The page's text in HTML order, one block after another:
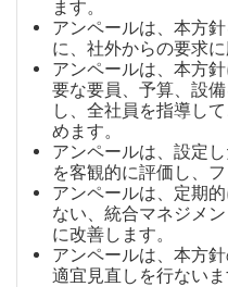
ます。
アンペールは、本方
に、社外からの要求に
アンペールは、本方
要な要員、予算、設
し、全社員を指導し
めます。
アンペールは、設定
を客観的に評価し、
アンペールは、定期
ない、統合マネジメ
に改善します。
アンペールは、本方
適宜見直しを行ないま